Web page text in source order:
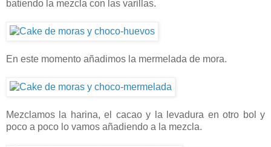
batiendo la mezcla con las varillas.
En este momento añadimos la mermelada de mora.
Mezclamos la harina, el cacao y la levadura en otro bol y
poco a poco lo vamos añadiendo a la mezcla.